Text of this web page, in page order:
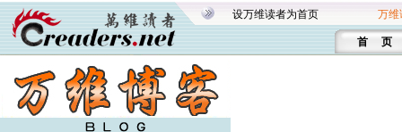
设万维读者为首页 万维
首 页